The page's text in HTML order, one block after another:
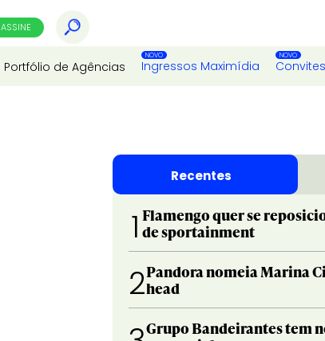
ASSINE
Portfólio de Agências Ingressos Maximídia
Recentes
1 Flamengo quer se
de sportainment
2Pandora nomeia Marina
head
Grupo Bandeirantes tem